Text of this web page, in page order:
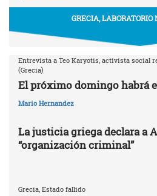
GRECIA, LABORATORIO
Entrevista a Teo Karyotis, activista social
(Grecia)
El próximo domingo habrá
Mario Hernandez
La justicia griega declara a
“organización criminal”
Grecia, Estado fallido